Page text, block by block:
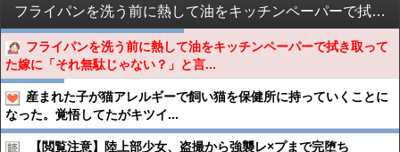
フライパンを洗う前に熱して油をキッチンペーパーで拭き取ってた嫁に「それ無駄じゃない？」と言ったら軽くキレられたんだが。これ俺が悪いの？
フライパンを洗う前に熱して油をキッチンペーパーで拭き取って
た嫁に「それ無駄じゃない？」と言...
産まれた子が猫アレルギーで飼い猫を保健所に持っていくことに
なった。覚悟してたがキツイ...
【閲覧注意】陸上部少女、盗撮から強襲レ×プまで完堕ち